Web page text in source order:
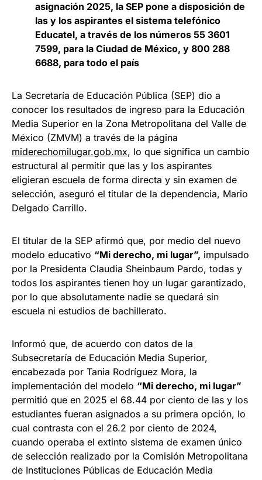
asignación 2025, la SEP pone a disposición de
las y los aspirantes el sistema telefónico
Educatel, a través de los números 55 3601
7599, para la Ciudad de México, y 800 288
6688, para todo el país
La Secretaría de Educación Pública (SEP) dio a
conocer los resultados de ingreso para la Educación
Media Superior en la Zona Metropolitana del Valle de
México (ZMVM) a través de la página
miderechomilugar.gob.mx, lo que significa un cambio
estructural al permitir que las y los aspirantes
eligieran escuela de forma directa y sin examen de
selección, aseguró el titular de la dependencia, Mario
Delgado Carrillo.
El titular de la SEP afirmó que, por medio del nuevo
modelo educativo “Mi derecho, mi lugar”, impulsado
por la Presidenta Claudia Sheinbaum Pardo, todas y
todos los aspirantes tienen hoy un lugar garantizado,
por lo que absolutamente nadie se quedará sin
escuela ni estudios de bachillerato.
Informó que, de acuerdo con datos de la
Subsecretaría de Educación Media Superior,
encabezada por Tania Rodríguez Mora, la
implementación del modelo “Mi derecho, mi lugar”
permitió que en 2025 el 68.44 por ciento de las y los
estudiantes fueran asignados a su primera opción, lo
cual contrasta con el 26.2 por ciento de 2024,
cuando operaba el extinto sistema de examen único
de selección realizado por la Comisión Metropolitana
de Instituciones Públicas de Educación Media